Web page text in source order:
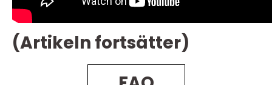
(Artikeln fortsätter)